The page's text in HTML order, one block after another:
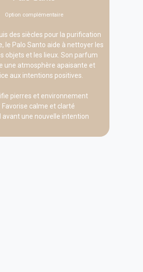
Option complémentaire
des siècles pour la purification
le Palo Santo aide à nettoyer les
objets et les lieux. Son parfum
une atmosphère apaisante et
aux intentions positives.
pierres et environnement
Favorise calme et clarté
avant une nouvelle intention